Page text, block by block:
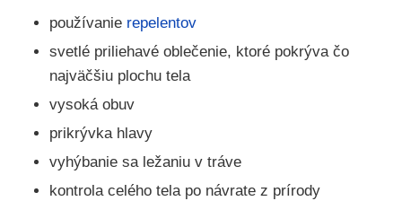
používanie repelentov
svetlé priliehavé oblečenie, ktoré pokrýva čo
najväčšiu plochu tela
vysoká obuv
prikrývka hlavy
vyhýbanie sa ležaniu v tráve
kontrola celého tela po návrate z prírody